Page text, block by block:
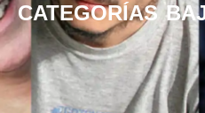
CATEGORÍAS